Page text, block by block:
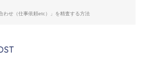
わせ（仕事依頼etc）」を精査する方法